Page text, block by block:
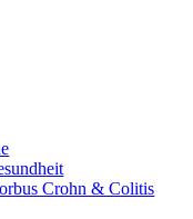
Crohn & Colitis